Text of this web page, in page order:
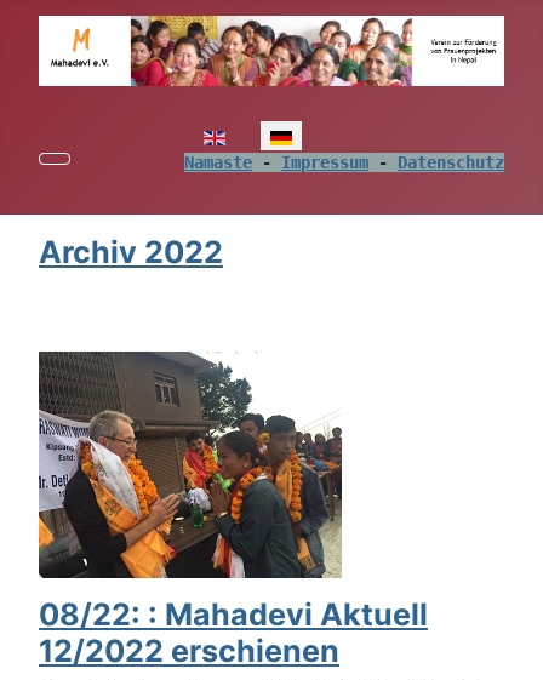
Sprache auswählen
Namaste - Impressum - Datenschutz
Archiv 2022
08/22: : Mahadevi Aktuell
12/2022 erschienen